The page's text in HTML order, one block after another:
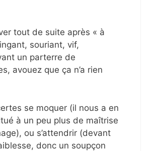
tout de suite après « à
souriant, vif,
un parterre de
avouez que ça n’a rien
se moquer (il nous a en
à un peu plus de maîtrise
ou s’attendrir (devant
donc un soupçon